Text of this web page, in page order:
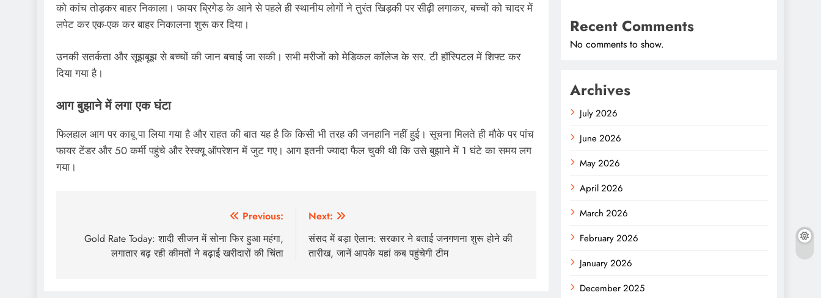
को कांच तोड़कर बाहर निकाला। फायर ब्रिगेड के आने से पहले ही स्थानीय लोगों ने तुरंत खिड़की पर सीढ़ी लगाकर, बच्चों को चादर में
लपेट कर एक-एक कर बाहर निकालना शुरू कर दिया।
उनकी सतर्कता और सूझबूझ से बच्चों की जान बचाई जा सकी। सभी मरीजों को मेडिकल कॉलेज के सर. टी हॉस्पिटल में शिफ्ट कर
दिया गया है।
आग बुझाने में लगा एक घंटा
फिलहाल आग पर काबू पा लिया गया है और राहत की बात यह है कि किसी भी तरह की जनहानि नहीं हुई। सूचना मिलते ही मौके पर पांच
फायर टेंडर और 50 कर्मी पहुंचे और रेस्क्यू ऑपरेशन में जुट गए। आग इतनी ज्यादा फैल चुकी थी कि उसे बुझाने में 1 घंटे का समय लग
गया।
navigation
Previous:
Gold Rate Today: शादी सीजन में सोना फिर हुआ महंगा,
लगातार बढ़ रही कीमतों ने बढ़ाई खरीदारों की चिंता
Next:
संसद में बड़ा ऐलान: सरकार ने बताई जनगणना शुरू होने की
तारीख, जानें आपके यहां कब पहुंचेगी टीम
Recent Comments
No comments to show.
Archives
July 2026
June 2026
May 2026
April 2026
March 2026
February 2026
January 2026
December 2025